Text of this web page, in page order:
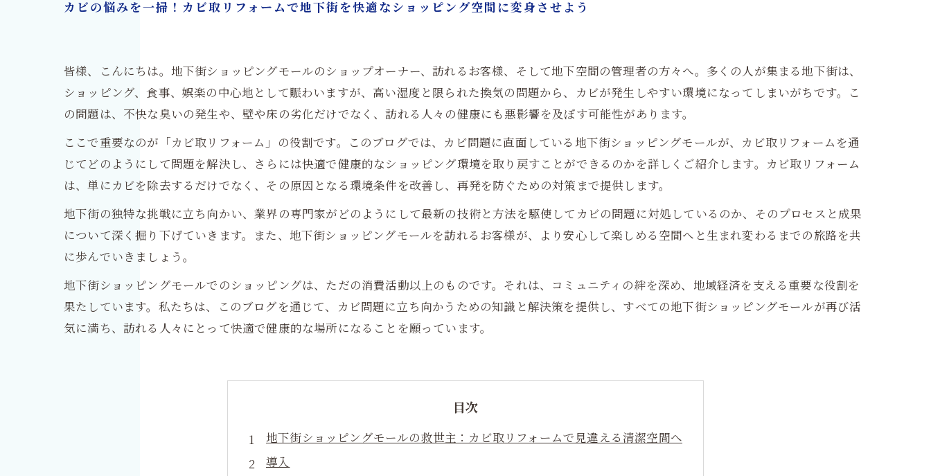
カビの悩みを一掃！カビ取リフォームで地下街を快適なショッピング空間に変身させよう
皆様、こんにちは。地下街ショッピングモールのショップオーナー、訪れるお客様、そして地下空間の管理者の方々へ。多くの人が集まる地下街は、
ショッピング、食事、娯楽の中心地として賑わいますが、高い湿度と限られた換気の問題から、カビが発生しやすい環境になってしまいがちです。こ
の問題は、不快な臭いの発生や、壁や床の劣化だけでなく、訪れる人々の健康にも悪影響を及ぼす可能性があります。
ここで重要なのが「カビ取リフォーム」の役割です。このブログでは、カビ問題に直面している地下街ショッピングモールが、カビ取リフォームを通
じてどのようにして問題を解決し、さらには快適で健康的なショッピング環境を取り戻すことができるのかを詳しくご紹介します。カビ取リフォーム
は、単にカビを除去するだけでなく、その原因となる環境条件を改善し、再発を防ぐための対策まで提供します。
地下街の独特な挑戦に立ち向かい、業界の専門家がどのようにして最新の技術と方法を駆使してカビの問題に対処しているのか、そのプロセスと成果
について深く掘り下げていきます。また、地下街ショッピングモールを訪れるお客様が、より安心して楽しめる空間へと生まれ変わるまでの旅路を共
に歩んでいきましょう。
地下街ショッピングモールでのショッピングは、ただの消費活動以上のものです。それは、コミュニティの絆を深め、地域経済を支える重要な役割を
果たしています。私たちは、このブログを通じて、カビ問題に立ち向かうための知識と解決策を提供し、すべての地下街ショッピングモールが再び活
気に満ち、訪れる人々にとって快適で健康的な場所になることを願っています。
目次
地下街ショッピングモールの救世主：カビ取リフォームで見違える清潔空間へ
導入